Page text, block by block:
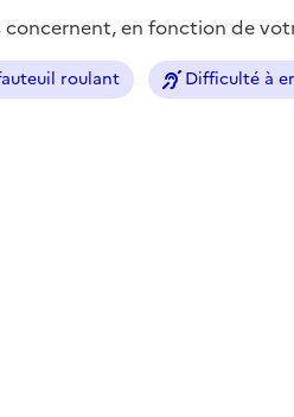
en fonction de
roulant Difficulté à